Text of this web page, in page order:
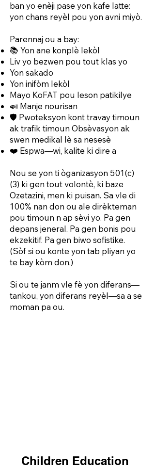
ban yo enèji pase yon kafe latte:
yon chans reyèl pou yon avni miyò.
Parennaj ou a bay:
📚 Yon ane konplè lekòl
Liv yo bezwen pou tout klas yo
Yon sakado
Yon inifòm lekòl
Mayo KoFAT pou leson patikilye
🍛 Manje nourisan
🛡️ Pwoteksyon kont travay timoun
ak trafik timoun Obsèvasyon ak
swen medikal lè sa nesesè
❤️ Espwa—wi, kalite ki dire a
Nou se yon ti òganizasyon 501(c)
(3) ki gen tout volontè, ki baze
Ozetazini, men ki puisan. Sa vle di
100% nan don ou ale dirèkteman
pou timoun n ap sèvi yo. Pa gen
depans jeneral. Pa gen bonis pou
ekzekitif. Pa gen biwo sofistike.
(Sòf si ou konte yon tab pliyan yo
te bay kòm don.)
Si ou te janm vle fè yon diferans—
tankou, yon diferans reyèl—sa a se
moman pa ou.
Children Education